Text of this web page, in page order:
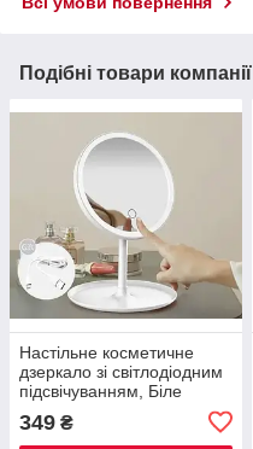
Подібні товари компанії
Настільне косметичне
дзеркало зі світлодіодним
підсвічуванням, Біле
349 ₴